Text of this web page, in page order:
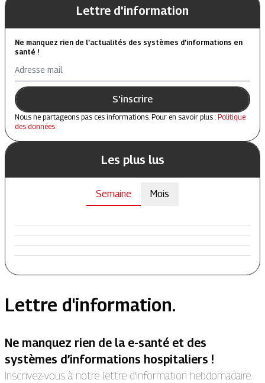
Lettre d'information
Ne manquez rien de l’actualités des systèmes d’informations en
santé !
Adresse mail
S'inscrire
Nous ne partageons pas ces informations. Pour en savoir plus : Politique
des données
Les plus lus
Semaine Mois
Lettre d'information.
Ne manquez rien de la e-santé et des
systèmes d’informations hospitaliers !
Inscrivez-vous à notre lettre d’information hebdomadaire.